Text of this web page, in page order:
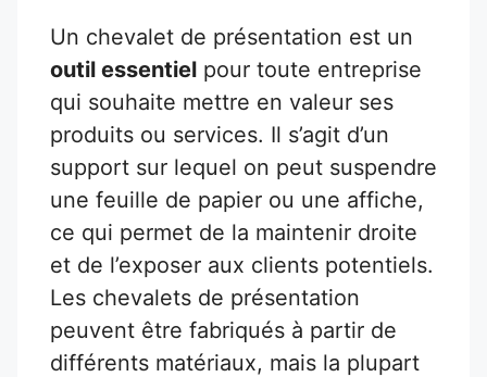
Un chevalet de présentation est un
outil essentiel pour toute entreprise
qui souhaite mettre en valeur ses
produits ou services. Il s’agit d’un
support sur lequel on peut suspendre
une feuille de papier ou une affiche,
ce qui permet de la maintenir droite
et de l’exposer aux clients potentiels.
Les chevalets de présentation
peuvent être fabriqués à partir de
différents matériaux, mais la plupart